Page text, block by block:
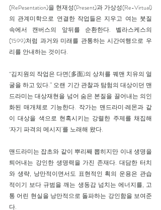
(RePesentation)을 현재성(Present)과 가상성(Re-Virtual)
의 관계미학으로 연결한 작업들은 지우고 여는 붓질
속에서 캔버스의 앞뒤를 순환한다. 벨라스케스의
(1599)처럼 과거와 미래를 관통하는 시간여행으로 우
리를 안내하는 것이다.
“김지원의 작업은 다면(多面)의 상처를 꿰맨 치유의 얼
굴을 하고 있다.” 오랜 기간 관찰과 탐험의 대상이던 맨
드라미는 대상재현을 넘어 숨은 본질을 끌어내는 의인
화된 매개체로 기능한다. 작가는 맨드라미·레몬과 같
이 대상을 색으로 현혹시키는 강렬한 주제를 채집해
‘자기 파격의 메시지’를 노래해 왔다.
맨드라미는 잡초와 같이 뿌리째 뽑히지만 이내 생명을
틔어내는 강인한 생명력을 가진 존재다. 대담한 터치
와 생략, 낭만적이면서도 표현적인 획의 운용은 관습
적이기 보다 규범을 깨는 생동감 넘치는 에너지를, 고
통 어린 현실을 낭만적으로 돌파하는 강인함을 보여준
다.